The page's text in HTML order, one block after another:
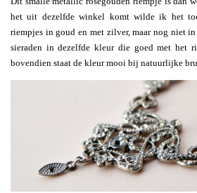
het uit dezelfde winkel komt wilde ik het
riempjes in goud en met zilver, maar nog niet
sieraden in dezelfde kleur die goed met het
bovendien staat de kleur mooi bij natuurlijke